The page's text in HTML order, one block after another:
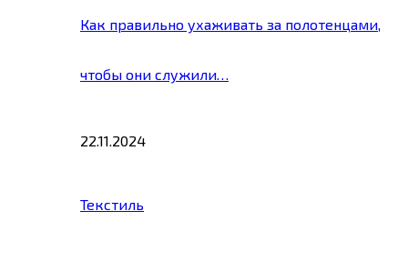
Как правильно ухаживать за полотенцами,
чтобы они служили…
22.11.2024
Текстиль